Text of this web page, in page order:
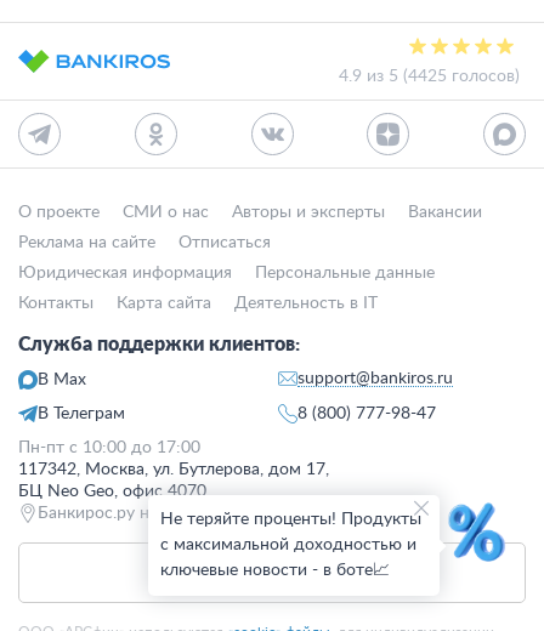
4.9 из 5 (4425 голосов)
О проекте СМИ о нас Авторы и эксперты
Вакансии
Реклама на сайте
Отписаться
Юридическая информация
Персональные данные
Контакты
Карта сайта Деятельность в IT
Служба поддержки клиентов:
В Max
В Телеграм
support@bankiros.ru
8 (800) 777-98-47
Пн-пт с 10:00 до 17:00
117342, Москва, ул. Бутлерова, дом 17,
БЦ Neo Geo, офис 4070
Банкирос.ру на Яндекс.Картах
Отписаться
Не теряйте проценты! Продукты
с максимальной доходностью и
ключевые новости - в боте📈